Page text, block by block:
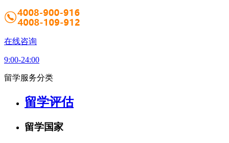
在线咨询
9:00-24:00
留学服务分类
留学评估
留学国家